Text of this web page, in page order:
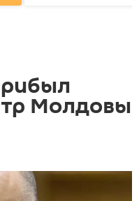
Молдовы